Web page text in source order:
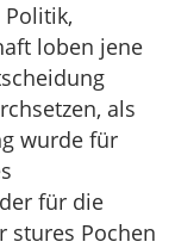
loben jene
als
wurde für
für die
stures Pochen